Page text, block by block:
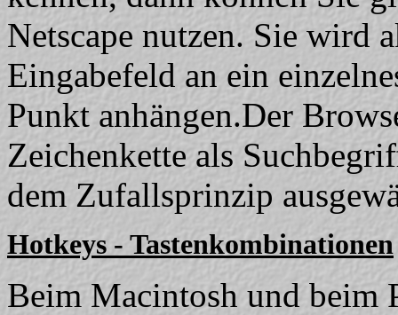
Netscape nutzen. Sie wird
Eingabefeld an ein
Punkt anhängen.Der
Zeichenkette als
dem Zufallsprinzip
Hotkeys - Tastenkombinationen
Beim Macintosh und beim